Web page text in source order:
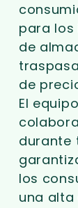
para
de
de
El
durante
los
una alta